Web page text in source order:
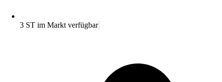
3 ST im Markt verfügbar